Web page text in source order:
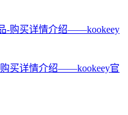
买详情介绍——kookeey官